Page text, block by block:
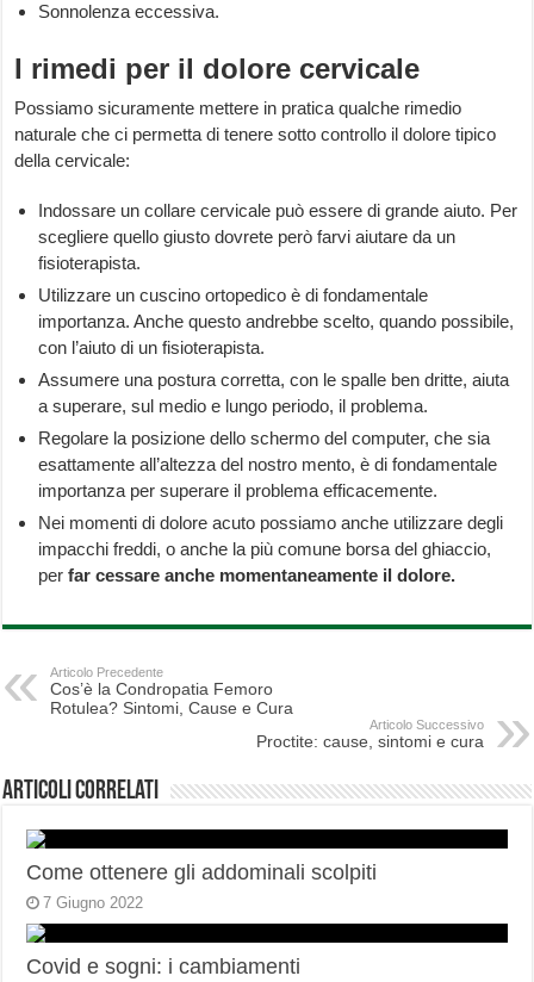
Sonnolenza eccessiva.
I rimedi per il dolore cervicale
Possiamo sicuramente mettere in pratica qualche rimedio
naturale che ci permetta di tenere sotto controllo il dolore tipico
della cervicale:
Indossare un collare cervicale può essere di grande aiuto. Per
scegliere quello giusto dovrete però farvi aiutare da un
fisioterapista.
Utilizzare un cuscino ortopedico è di fondamentale
importanza. Anche questo andrebbe scelto, quando possibile,
con l’aiuto di un fisioterapista.
Assumere una postura corretta, con le spalle ben dritte, aiuta
a superare, sul medio e lungo periodo, il problema.
Regolare la posizione dello schermo del computer, che sia
esattamente all’altezza del nostro mento, è di fondamentale
importanza per superare il problema efficacemente.
Nei momenti di dolore acuto possiamo anche utilizzare degli
impacchi freddi, o anche la più comune borsa del ghiaccio,
perfar cessare anche momentaneamente il dolore.
Articolo Precedente
Cos’è la Condropatia Femoro
Rotulea? Sintomi, Cause e Cura
Articolo Successivo
Proctite: cause, sintomi e cura
Articoli correlati
Come ottenere gli addominali scolpiti
7 Giugno 2022
Covid e sogni: i cambiamenti